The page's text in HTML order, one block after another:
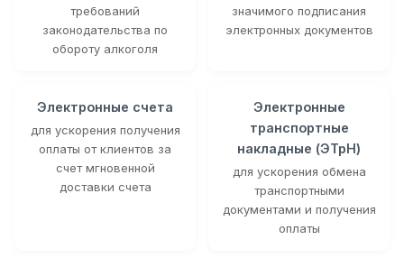
требований
законодательства по
обороту алкоголя
значимого подписания
электронных документов
Электронные счета
для ускорения получения
оплаты от клиентов за
счет мгновенной
доставки счета
Электронные
транспортные
накладные (ЭТрН)
для ускорения обмена
транспортными
документами и получения
оплаты